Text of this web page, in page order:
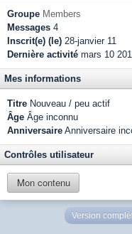
Groupe Members
Messages 4
Inscrit(e) (le) 28-janvier 11
Dernière activité mars 10
Mes informations
Titre Nouveau / peu actif
Âge Âge inconnu
Anniversaire Anniversaire
Contrôles utilisateur
Mon contenu
Version